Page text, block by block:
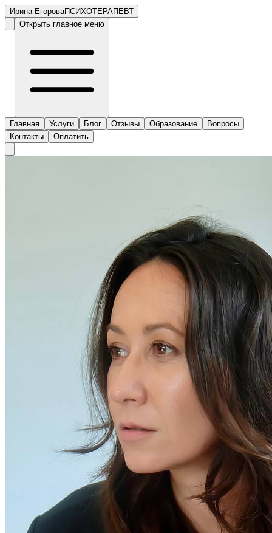
Ирина ЕгороваПСИХОТЕРАПЕВТ
Открыть главное меню
Главная Услуги Блог Отзывы Образование
Вопросы
Контакты
Оплатить